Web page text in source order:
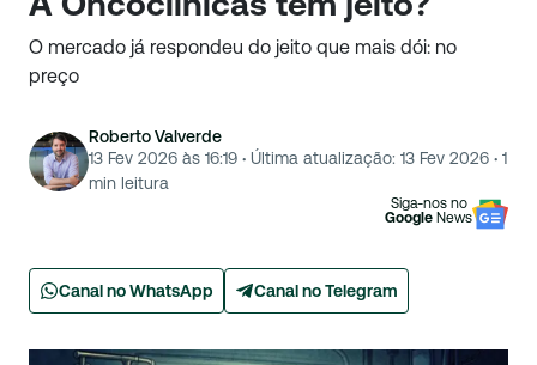
O mercado já respondeu do jeito que mais dói: no
preço
Roberto Valverde
13 Fev 2026 às 16:19 · Última atualização: 13 Fev 2026 · 1
min leitura
Siga-nos no
Google News
Canal no WhatsApp Canal no Telegram